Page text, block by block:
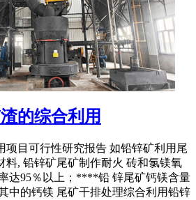
的综合利用
项目可行性研究报告 如铅锌矿利用尾
料, 铅锌矿尾矿制作耐火 砖和氯镁氧
达95％以上；****铅 锌尾矿钙镁含量
中的钙镁 尾矿干排处理综合利用铅锌